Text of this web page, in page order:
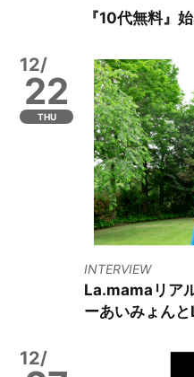
『10代無料』
12/
22
THU
INTERVIEW
La.mamaリア
ーあいみょん
12/